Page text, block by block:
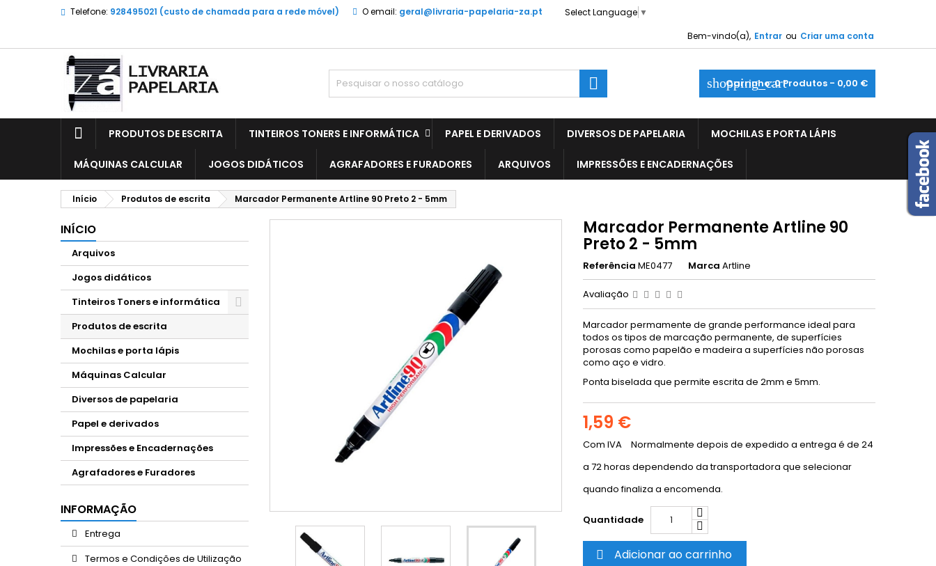
Telefone: 928495021 (custo de chamada para a rede móvel) O email: geral@livraria-papelaria-za.pt Select Language ▼
Bem-vindo(a), Entrar ou Criar uma conta
shopping_cart
Carrinho:0Produtos - 0,00 €

PRODUTOS DE ESCRITA TINTEIROS TONERS E INFORMÁTICA PAPEL E DERIVADOS DIVERSOS DE PAPELARIA MOCHILAS E PORTA LÁPIS
MÁQUINAS CALCULAR JOGOS DIDÁTICOS AGRAFADORES E FURADORES ARQUIVOS IMPRESSÕES E ENCADERNAÇÕES
Início Produtos de escrita Marcador Permanente Artline 90 Preto 2 - 5mm
INÍCIO
Arquivos
Jogos didáticos
Tinteiros Toners e informática
Produtos de escrita
Mochilas e porta lápis
Máquinas Calcular
Diversos de papelaria
Papel e derivados
Impressões e Encadernações
Agrafadores e Furadores
INFORMAÇÃO
Entrega
Termos e Condições de Utilização
Marcador Permanente Artline 90
Preto 2 - 5mm
Referência ME0477 Marca Artline
Avaliação
Marcador permamente de grande performance ideal para
todos os tipos de marcação permanente, de superfícies
porosas como papelão e madeira a superfícies não porosas
como aço e vidro.
Ponta biselada que permite escrita de 2mm e 5mm.
1,59 €
Com IVA
Normalmente depois de expedido a entrega é de 24
a 72 horas dependendo da transportadora que selecionar
quando finaliza a encomenda.
Quantidade
 Adicionar ao carrinho